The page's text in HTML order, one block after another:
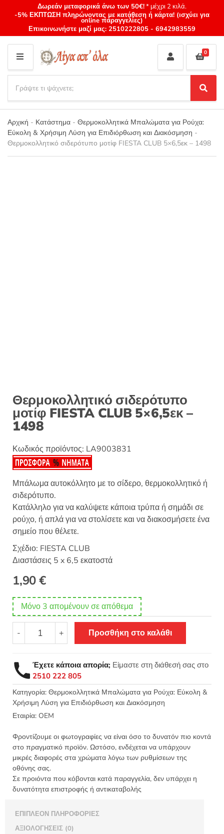
Δωρεάν μεταφορικά άνω των 50€!* μέχρι 2 κιλά.
-5% ΕΚΠΤΩΣΗ πληρώνοντας με κατάθεση ή κάρτα! (ισχύει για
online παραγγελίες)
Επικοινωνήστε μαζί μας: 2510222805 - 6942983559
M
E
N
U
Category
name
a
r
c
h
p
r
S
e
a
r
h
0
Αρχική - Κατάστημα - Θερμοκολλητικά Μπαλώματα για Ρούχα:
Εύκολη & Χρήσιμη Λύση για Επιδιόρθωση και Διακόσμηση -
Θερμοκολλητικό σιδερότυπο μοτίφ FIESTA CLUB 5×6,5εκ – 1498
Θερμοκολλητικό σιδερότυπο
μοτίφ FIESTA CLUB 5×6,5εκ –
1498
Κωδικός προϊόντος: LA9003831
Μπάλωμα αυτοκόλλητο με το σίδερο, θερμοκολλητικό ή
σιδερότυπο.
Κατάλληλο για να καλύψετε κάποια τρύπα ή σημάδι σε
ρούχο, ή απλά για να στολίσετε και να διακοσμήσετε ένα
σημείο που θέλετε.
Σχέδιο: FIESTA CLUB
Διαστάσεις 5 x 6,5 εκατοστά
1,90€
Μόνο 3 απομένουν σε απόθεμα
-
Θερμοκολλητικό
σιδερότυπο
FIESTA
CLUB
5x6,5εκ
-
1498
ποσότητα
+ Προσθήκη στο καλάθι
Έχετε κάποια απορία; Είμαστε στη διάθεσή σας στο
2510 222 805
Κατηγορία: Θερμοκολλητικά Μπαλώματα για Ρούχα: Εύκολη &
Χρήσιμη Λύση για Επιδιόρθωση και Διακόσμηση
Εταιρία: OEM
Φροντίζουμε οι φωτογραφίες να είναι όσο το δυνατόν πιο κοντά
στο πραγματικό προϊόν. Ωστόσο, ενδέχεται να υπάρχουν
μικρές διαφορές στα χρώματα λόγω των ρυθμίσεων της
οθόνης σας.
Σε προιόντα που κόβονται κατά παραγγελία, δεν υπάρχει η
δυνατότητα επιστροφής ή αντικαταβολής
ΕΠΙΠΛΈΟΝ ΠΛΗΡΟΦΟΡΊΕΣ
ΑΞΙΟΛΟΓΉΣΕΙΣ (0)